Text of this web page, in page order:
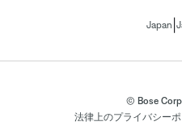
Japan
© Bose
法律上のプライバシー